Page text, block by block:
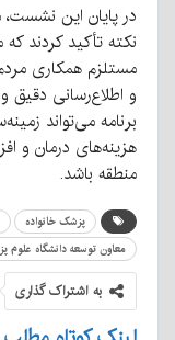
در پایان این
نکته تأکید کردند
مستلزم همکاری
و اطلاع‌رسانی
برنامه می‌تواند
هزینه‌های درمان و
منطقه باشد.
پزشک خانواده
معاون توسعه دانشگاه علوم
به اشتراک گذاری